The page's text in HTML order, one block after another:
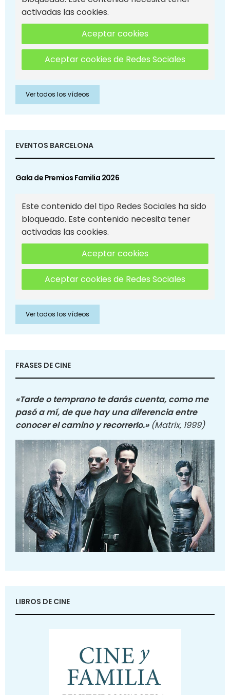
activadas las cookies.
Aceptar cookies
Aceptar cookies de Redes Sociales
Ver todos los vídeos
EVENTOS BARCELONA
Gala de Premios Familia 2026
Este contenido del tipo Redes Sociales ha sido
bloqueado. Este contenido necesita tener
activadas las cookies.
Aceptar cookies
Aceptar cookies de Redes Sociales
Ver todos los vídeos
FRASES DE CINE
«Tarde o temprano te darás cuenta, como me
pasó a mí, de que hay una diferencia entre
conocer el camino y recorrerlo.» (Matrix, 1999)
LIBROS DE CINE